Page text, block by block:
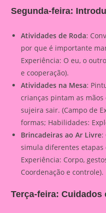
Segunda-feira:
Atividades de Roda:
por que é importante
Experiência: O eu, o
e cooperação).
Atividades na Mesa:
crianças pintam as
sujeira sair. (Campo de
formas; Habilidades:
Brincadeiras ao Ar Livre:
simula diferentes etapas
Experiência: Corpo,
Coordenação e controle).
Terça-feira: Cuidados